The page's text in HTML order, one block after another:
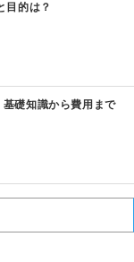
目的は？
礎知識から費用まで